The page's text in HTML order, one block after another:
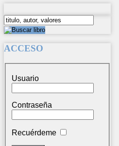
ACCESO
Usuario
Contraseña
Recuérdeme